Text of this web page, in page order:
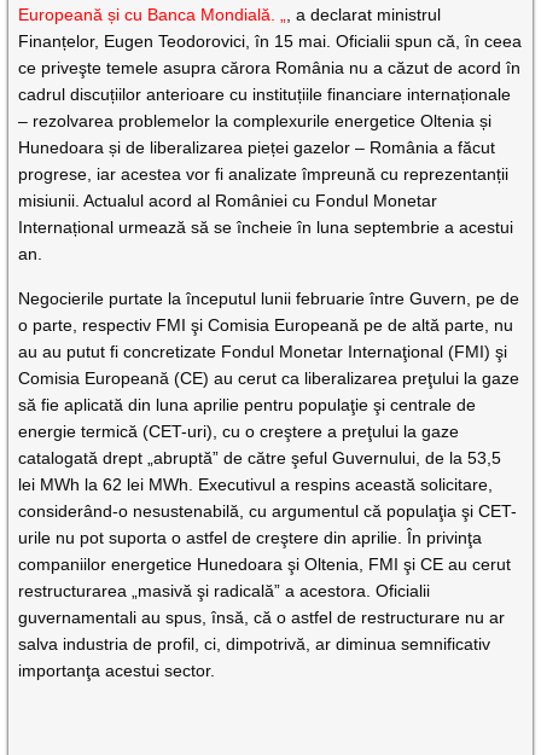
Europeană și cu Banca Mondială. „
, a declarat ministrul
Finanțelor, Eugen Teodorovici, în 15 mai. Oficialii spun că, în ceea
ce priveşte temele asupra cărora România nu a căzut de acord în
cadrul discuțiilor anterioare cu instituțiile financiare internaționale
– rezolvarea problemelor la complexurile energetice Oltenia și
Hunedoara și de liberalizarea pieței gazelor – România a făcut
progrese, iar acestea vor fi analizate împreună cu reprezentanții
misiunii. Actualul acord al României cu Fondul Monetar
Internațional urmează să se încheie în luna septembrie a acestui
an.
Negocierile purtate la începutul lunii februarie între Guvern, pe de
o parte, respectiv FMI şi Comisia Europeană pe de altă parte, nu
au au putut fi concretizate Fondul Monetar Internaţional (FMI) şi
Comisia Europeană (CE) au cerut ca liberalizarea preţului la gaze
să fie aplicată din luna aprilie pentru populaţie şi centrale de
energie termică (CET-uri), cu o creştere a preţului la gaze
catalogată drept „abruptă” de către şeful Guvernului, de la 53,5
lei MWh la 62 lei MWh. Executivul a respins această solicitare,
considerând-o nesustenabilă, cu argumentul că populaţia şi CET-
urile nu pot suporta o astfel de creştere din aprilie. În privinţa
companiilor energetice Hunedoara şi Oltenia, FMI şi CE au cerut
restructurarea „masivă şi radicală” a acestora. Oficialii
guvernamentali au spus, însă, că o astfel de restructurare nu ar
salva industria de profil, ci, dimpotrivă, ar diminua semnificativ
importanţa acestui sector.